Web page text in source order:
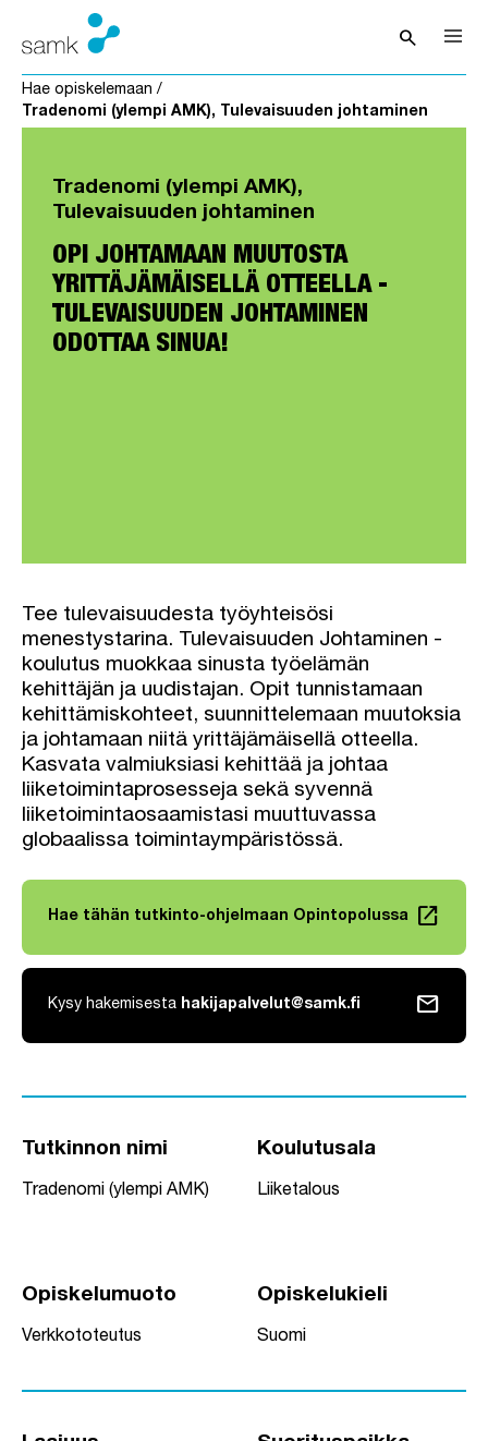
Siirry sisältöön
searchAvaa haku
Hae opiskelemaan /
Tradenomi (ylempi AMK), Tulevaisuuden johtaminen
Tradenomi (ylempi AMK),
Tulevaisuuden johtaminen
OPI JOHTAMAAN MUUTOSTA
YRITTÄJÄMÄISELLÄ OTTEELLA -
TULEVAISUUDEN JOHTAMINEN
ODOTTAA SINUA!
Tee tulevaisuudesta työyhteisösi
menestystarina. Tulevaisuuden Johtaminen -
koulutus muokkaa sinusta työelämän
kehittäjän ja uudistajan. Opit tunnistamaan
kehittämiskohteet, suunnittelemaan muutoksia
ja johtamaan niitä yrittäjämäisellä otteella.
Kasvata valmiuksiasi kehittää ja johtaa
liiketoimintaprosesseja sekä syvennä
liiketoimintaosaamistasi muuttuvassa
globaalissa toimintaympäristössä.
Hae tähän tutkinto-ohjelmaan Opintopolussa
Linkki avautuu uuteen välilehteen launch
Kysy hakemisesta hakijapalvelut@samk.fi mail
Tutkinnon nimi
Tradenomi (ylempi AMK)
Koulutusala
Liiketalous
Opiskelumuoto
Verkkototeutus
Opiskelukieli
Suomi